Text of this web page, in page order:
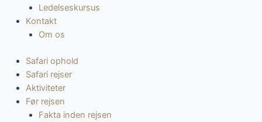
Ledelseskursus
Kontakt
Om os
Safari ophold
Safari rejser
Aktiviteter
Før rejsen
Fakta inden rejsen